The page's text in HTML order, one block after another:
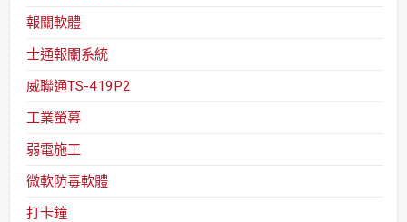
報關軟體
士通報關系統
威聯通TS-419P2
工業螢幕
弱電施工
微軟防毒軟體
打卡鐘